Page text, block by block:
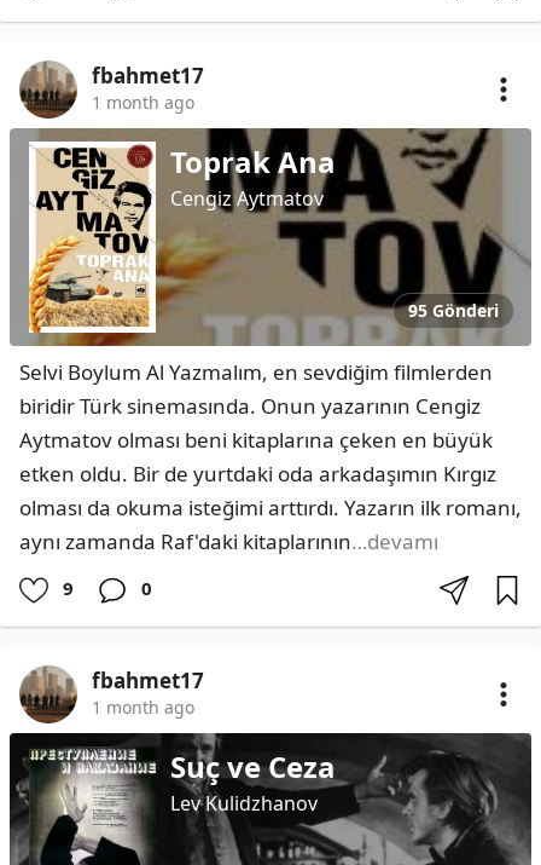
fbahmet17
1 month ago
Toprak Ana
Cengiz Aytmatov
95 Gönderi
Selvi Boylum Al Yazmalım, en sevdiğim filmlerden
biridir Türk sinemasında. Onun yazarının Cengiz
Aytmatov olması beni kitaplarına çeken en büyük
etken oldu. Bir de yurtdaki oda arkadaşımın Kırgız
olması da okuma isteğimi arttırdı. Yazarın ilk romanı,
aynı zamanda Raf'daki kitaplarının…devamı
9 0
fbahmet17
1 month ago
Suç ve Ceza
Lev Kulidzhanov